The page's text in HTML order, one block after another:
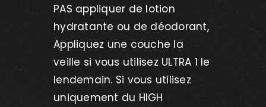
PAS appliquer de lotion
hydratante ou de déodorant,
Appliquez une couche la
veille si vous utilisez ULTRA 1 le
lendemain. Si vous utilisez
uniquement du HIGH